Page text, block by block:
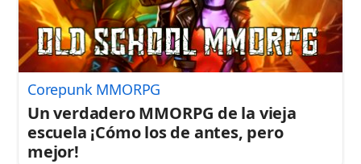
Corepunk MMORPG
Un verdadero MMORPG de la vieja
escuela ¡Cómo los de antes, pero
mejor!